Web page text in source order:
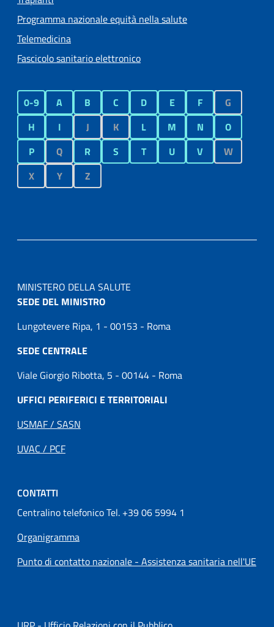
Programma nazionale equità nella salute
Telemedicina
Fascicolo sanitario elettronico
0-9 A B C D E F
G
H
I J K L M N
O
P
Q R S T U V
W
X
Y Z
MINISTERO DELLA SALUTE
SEDE DEL MINISTRO
Lungotevere Ripa, 1 - 00153 - Roma
SEDE CENTRALE
Viale Giorgio Ribotta, 5 - 00144 - Roma
UFFICI PERIFERICI E TERRITORIALI
USMAF / SASN
UVAC / PCF
CONTATTI
Centralino telefonico Tel. +39 06 5994 1
Organigramma
Punto di contatto nazionale - Assistenza sanitaria nell'UE